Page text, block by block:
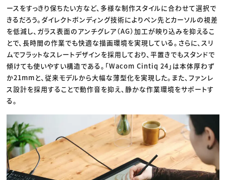
ースをすっきり保ちたい方など、多様な制作スタイルに合わせて選択で
きるだろう。ダイレクトボンディング技術によりペン先とカーソルの視差
を低減し、ガラス表面のアンチグレア（AG）加工が映り込みを抑えるこ
とで、長時間の作業でも快適な描画環境を実現している。さらに、スリ
ムでフラットなスレートデザインを採用しており、平置きでもスタンドで
傾けても使いやすい構造である。「Wacom Cintiq 24」は本体厚わず
か21mmと、従来モデルから大幅な薄型化を実現した。また、ファンレ
ス設計を採用することで動作音を抑え、静かな作業環境をサポートす
る。